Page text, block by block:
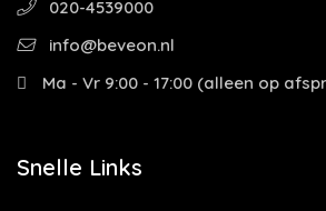
020-4539000
info@beveon.nl
Ma - Vr 9:00 - 17:00 (alleen op
Snelle Links